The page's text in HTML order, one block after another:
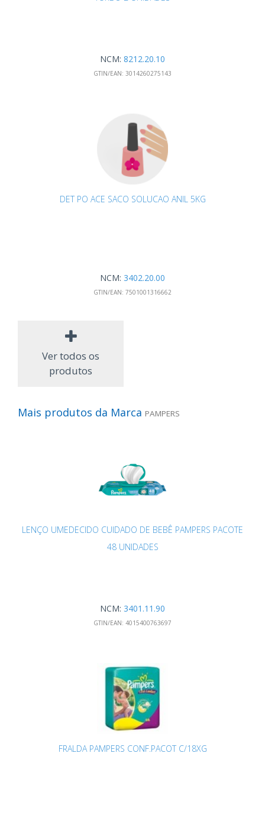
NCM: 8212.20.10
GTIN/EAN: 3014260275143
DET PO ACE SACO SOLUCAO ANIL 5KG
NCM: 3402.20.00
GTIN/EAN: 7501001316662
Ver todos os
produtos
Mais produtos da Marca PAMPERS
LENÇO UMEDECIDO CUIDADO DE BEBÊ PAMPERS PACOTE
48 UNIDADES
NCM: 3401.11.90
GTIN/EAN: 4015400763697
FRALDA PAMPERS CONF.PACOT C/18XG